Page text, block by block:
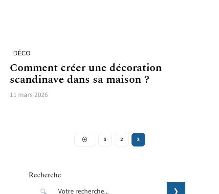
DÉCO
Comment créer une décoration
scandinave dans sa maison ?
11 mars 2026
1 2 3
Recherche